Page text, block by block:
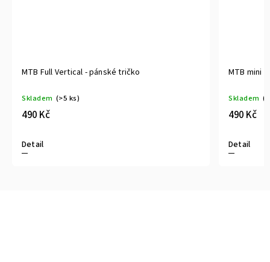
MTB Full Vertical - pánské tričko
Skladem (>5 ks)
490 Kč
Detail
MTB mini
Skladem
490 Kč
Detail